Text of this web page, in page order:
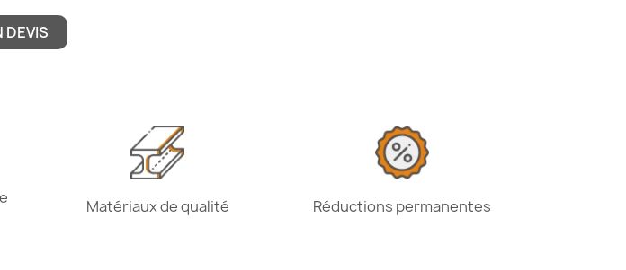
DEVIS
Matériaux de qualité Réductions permanentes